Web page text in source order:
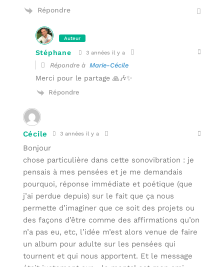
Répondre
Auteur
Stéphane 3 années il y a
Répondre à Marie-Cécile
Merci pour le partage 🙏🎶✨
Répondre
Cécile 3 années il y a
Bonjour
chose particulière dans cette sonovibration : je
pensais à mes pensées et je me demandais
pourquoi, réponse immédiate et poétique (que
j’ai perdue depuis) sur le fait que ça nous
permette d’imaginer que ce soit des projets ou
des façons d’être comme des affirmations qu’on
n’a pas eu, etc, l’idée m’est alors venue de faire
un album pour adulte sur les pensées qui
tournent et qui nous apportent. Et le message